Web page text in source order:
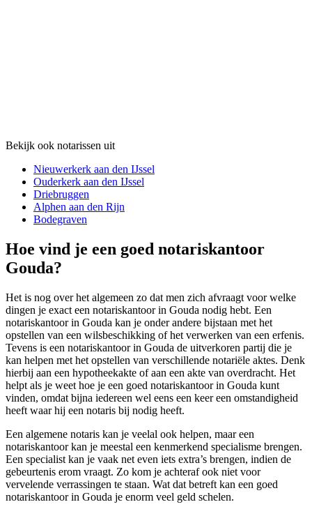
Bekijk ook notarissen uit
Nieuwerkerk aan den IJssel
Ouderkerk aan den IJssel
Driebruggen
Alphen aan den Rijn
Bodegraven
Hoe vind je een goed notariskantoor
Gouda?
Het is nog over het algemeen zo dat men zich afvraagt voor welke
dingen je exact een notariskantoor in Gouda nodig hebt. Een
notariskantoor in Gouda kan je onder andere bijstaan met het
opstellen van een wilsbeschikking of het verwerken van een erfenis.
Tevens is een notariskantoor in Gouda de uitverkoren partij die je
kan helpen met het opstellen van verschillende notariële aktes. Denk
hierbij aan een hypotheekakte of aan een akte van overdracht. Het
helpt als je weet hoe je een goed notariskantoor in Gouda kunt
vinden, omdat bijna iedereen wel eens een keer een omstandigheid
heeft waar hij een notaris bij nodig heeft.
Een algemene notaris kan je veelal ook helpen, maar een
notariskantoor kan je meestal een kenmerkend specialisme brengen.
Een specialist kan je vaak net even iets extra’s brengen, indien de
gebeurtenis erom vraagt. Zo kom je achteraf ook niet voor
vervelende verrassingen te staan. Wat dat betreft kan een goed
notariskantoor in Gouda je enorm veel geld schelen.